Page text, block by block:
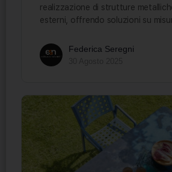
realizzazione di strutture
esterni, offrendo soluzioni su
Federica Seregni